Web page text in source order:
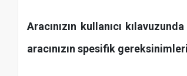
Aracınızın kullanıcı
aracınızın spesifik